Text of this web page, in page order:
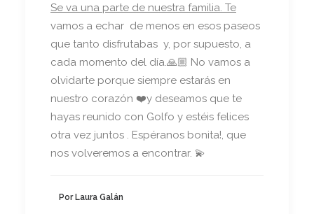
Se va una parte de nuestra familia. Te
vamos a echar de menos en esos paseos
que tanto disfrutabas y, por supuesto, a
cada momento del día.🙏🏼 No vamos a
olvidarte porque siempre estarás en
nuestro corazón ❤️y deseamos que te
hayas reunido con Golfo y estéis felices
otra vez juntos . Espéranos bonita!, que
nos volveremos a encontrar. 💫
Por Laura Galán